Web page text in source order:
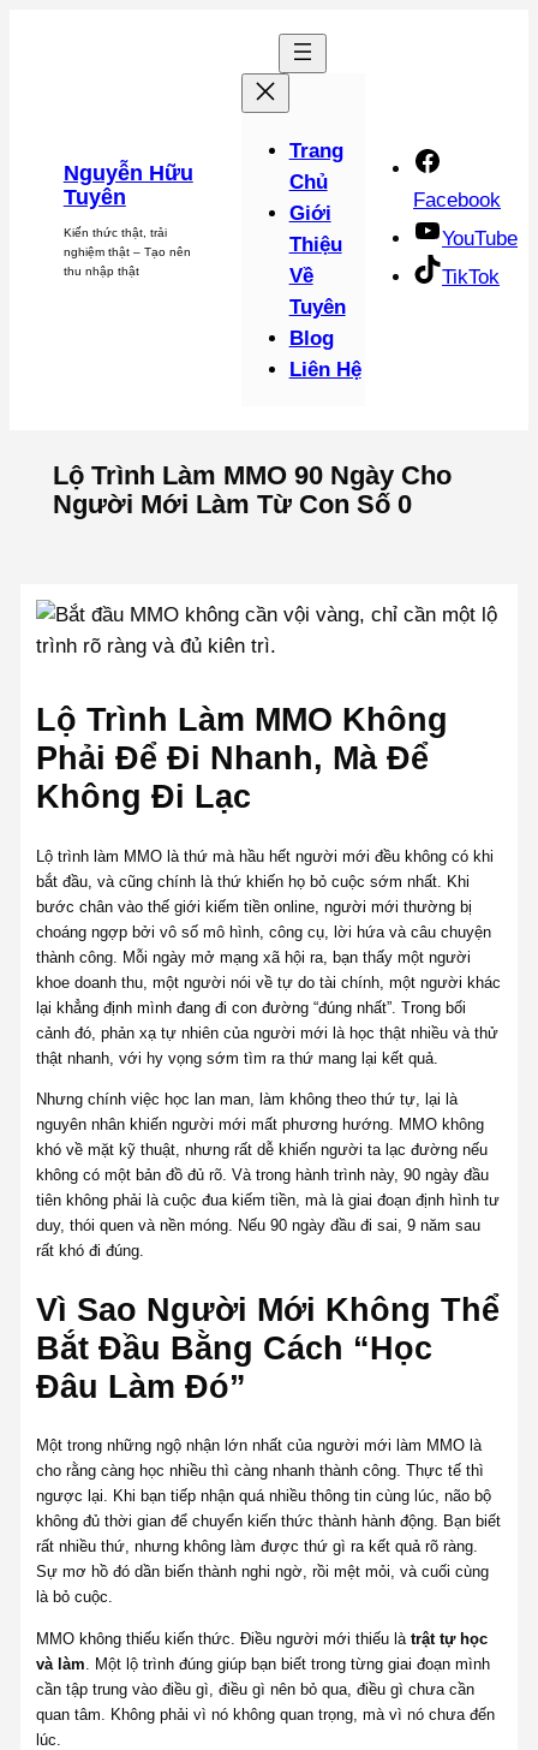
Nguyễn Hữu
Tuyên
Kiến thức thật, trải
nghiệm thật – Tạo nên
thu nhập thật
Trang
Chủ
Giới
Thiệu
Về
Tuyên
Blog
Liên Hệ
Facebook
YouTube
TikTok
Lộ Trình Làm MMO 90 Ngày Cho
Người Mới Làm Từ Con Số 0
Lộ Trình Làm MMO Không
Phải Để Đi Nhanh, Mà Để
Không Đi Lạc
Lộ trình làm MMO là thứ mà hầu hết người mới đều không có khi
bắt đầu, và cũng chính là thứ khiến họ bỏ cuộc sớm nhất. Khi
bước chân vào thế giới kiếm tiền online, người mới thường bị
choáng ngợp bởi vô số mô hình, công cụ, lời hứa và câu chuyện
thành công. Mỗi ngày mở mạng xã hội ra, bạn thấy một người
khoe doanh thu, một người nói về tự do tài chính, một người khác
lại khẳng định mình đang đi con đường “đúng nhất”. Trong bối
cảnh đó, phản xạ tự nhiên của người mới là học thật nhiều và thử
thật nhanh, với hy vọng sớm tìm ra thứ mang lại kết quả.
Nhưng chính việc học lan man, làm không theo thứ tự, lại là
nguyên nhân khiến người mới mất phương hướng. MMO không
khó về mặt kỹ thuật, nhưng rất dễ khiến người ta lạc đường nếu
không có một bản đồ đủ rõ. Và trong hành trình này, 90 ngày đầu
tiên không phải là cuộc đua kiếm tiền, mà là giai đoạn định hình tư
duy, thói quen và nền móng. Nếu 90 ngày đầu đi sai, 9 năm sau
rất khó đi đúng.
Vì Sao Người Mới Không Thể
Bắt Đầu Bằng Cách “Học
Đâu Làm Đó”
Một trong những ngộ nhận lớn nhất của người mới làm MMO là
cho rằng càng học nhiều thì càng nhanh thành công. Thực tế thì
ngược lại. Khi bạn tiếp nhận quá nhiều thông tin cùng lúc, não bộ
không đủ thời gian để chuyển kiến thức thành hành động. Bạn biết
rất nhiều thứ, nhưng không làm được thứ gì ra kết quả rõ ràng.
Sự mơ hồ đó dần biến thành nghi ngờ, rồi mệt mỏi, và cuối cùng
là bỏ cuộc.
MMO không thiếu kiến thức. Điều người mới thiếu làtrật tự học
và làm . Một lộ trình đúng giúp bạn biết trong từng giai đoạn mình
cần tập trung vào điều gì, điều gì nên bỏ qua, điều gì chưa cần
quan tâm. Không phải vì nó không quan trọng, mà vì nó chưa đến
lúc.